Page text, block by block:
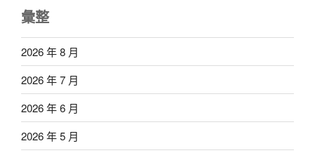
彙整
2026 年 8 月
2026 年 7 月
2026 年 6 月
2026 年 5 月